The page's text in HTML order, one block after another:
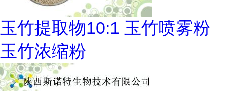
玉竹提取物10:1 玉竹喷雾粉
玉竹浓缩粉